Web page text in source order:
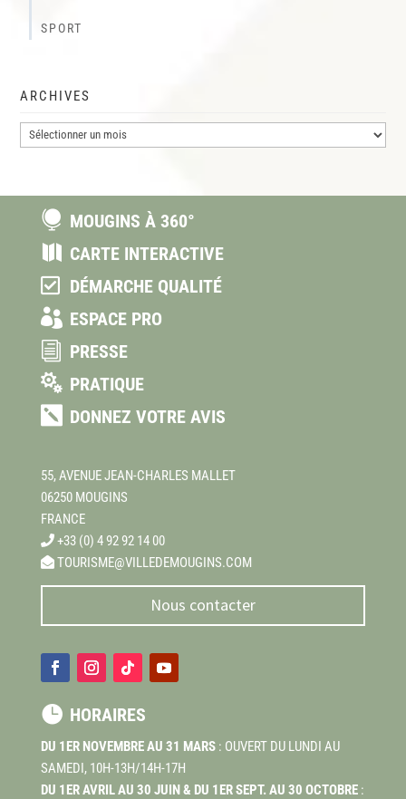
SPORT
ARCHIVES
Archives
 MOUGINS À 360°
 CARTE INTERACTIVE
 DÉMARCHE QUALITÉ
 ESPACE PRO
i PRESSE
 PRATIQUE
 DONNEZ VOTRE AVIS
55, AVENUE JEAN-CHARLES MALLET
06250 MOUGINS
FRANCE
+33 (0) 4 92 92 14 00
TOURISME@VILLEDEMOUGINS.COM
Nous contacter
 HORAIRES
DU 1ER NOVEMBRE AU 31 MARS: OUVERT DU LUNDI AU
SAMEDI, 10H-13H/14H-17H
DU 1ER AVRIL AU 30 JUIN & DU 1ER SEPT. AU 30 OCTOBRE: